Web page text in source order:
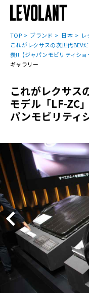
TOP ブランド 日本
レ
これがレクサスの次世代BEV
表!!【ジャパンモビリティショ
ギャラリー
これがレクサス
モデル「LF-ZC
パンモビリティ